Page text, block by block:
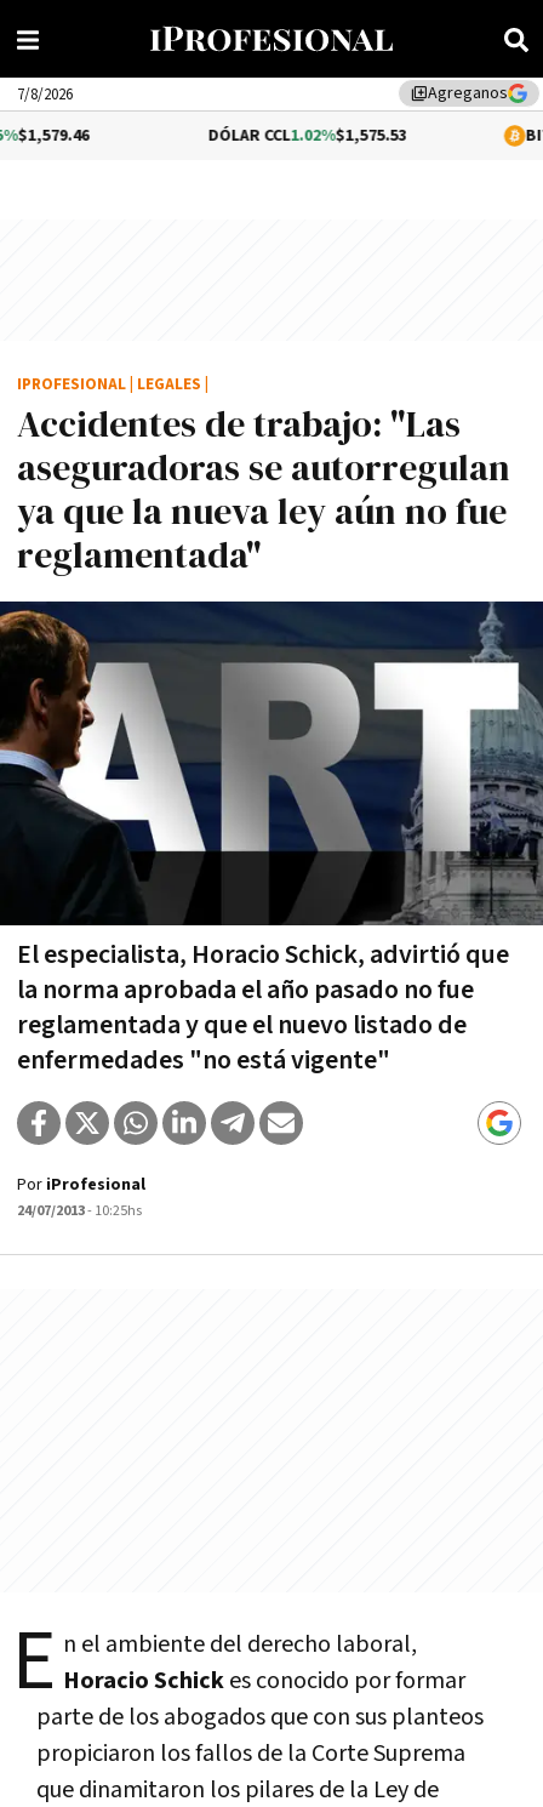
library_addAgreganos
7/8/2026
1.02%$1,575.53 BITCOIN-
Accidentes de trabajo: "Las
aseguradoras se autorregulan
ya que la nueva ley aún no fue
reglamentada"
El especialista, Horacio Schick, advirtió que
la norma aprobada el año pasado no fue
reglamentada y que el nuevo listado de
enfermedades "no está vigente"
IPROFESIONAL LEGALES
Por iProfesional
24/07/2013- 10:25hs
E n el ambiente del derecho laboral,
Horacio Schickes conocido por formar
parte de los abogados que con sus planteos
propiciaron los fallos de la Corte Suprema
que dinamitaron los pilares de la Ley de